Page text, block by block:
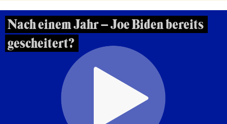
Nach einem Jahr – Joe Biden bereits
gescheitert?